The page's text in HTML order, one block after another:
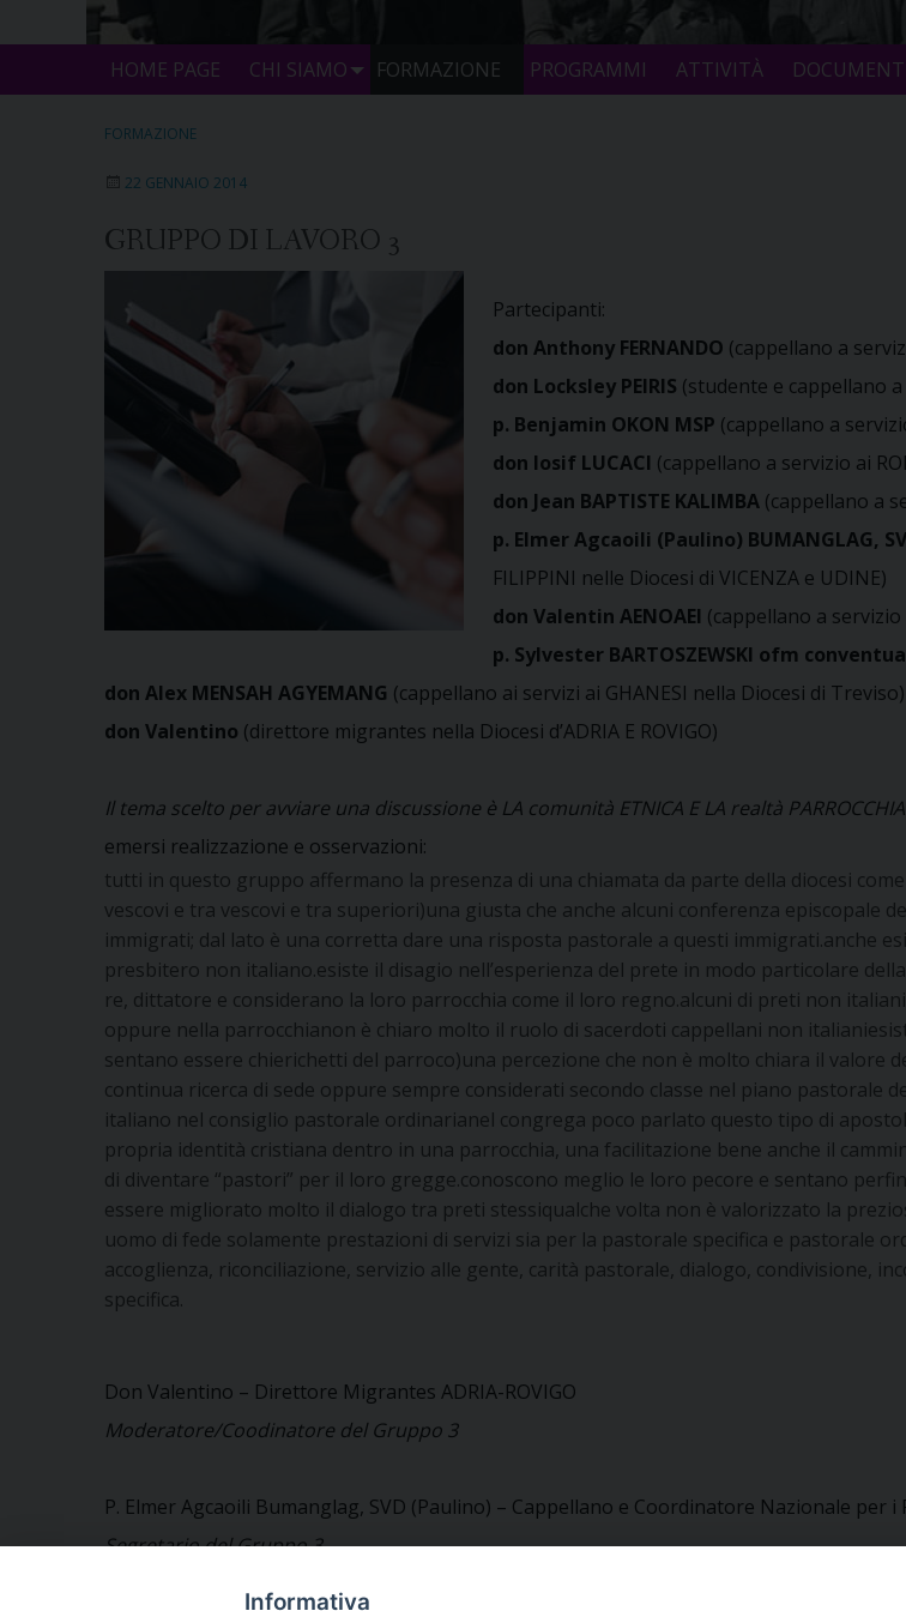
HOME PAGE CHI SIAMO FORMAZIONE PROGRAMMI ATTIVITÀ
FORMAZIONE
22 GENNAIO 2014
GRUPPO DI LAVORO 3
Partecipanti:
don Anthony FERNANDO (cappellano a
don Locksley PEIRIS (studente e cappellano a
p. Benjamin OKON MSP (cappellano a
don Iosif LUCACI (cappellano a servizio ai
don Jean BAPTISTE KALIMBA (cappellano a
p. Elmer Agcaoili (Paulino) BUMANGLAG,
FILIPPINI nelle Diocesi di VICENZA e UDINE)
don Valentin AENOAEI (cappellano a servizio
p. Sylvester BARTOSZEWSKI ofm
don Alex MENSAH AGYEMANG (cappellano ai servizi ai GHANESI nella Diocesi di Treviso)
don Valentino (direttore migrantes nella Diocesi d’ADRIA E ROVIGO)
Il tema scelto per avviare una discussione è LA comunità ETNICA E LA realtà
emersi realizzazione e osservazioni:
tutti in questo gruppo affermano la presenza di una chiamata da parte della diocesi
vescovi e tra vescovi e tra superiori)una giusta che anche alcuni conferenza episcopale
immigrati; dal lato è una corretta dare una risposta pastorale a questi immigrati.anche
presbitero non italiano.esiste il disagio nell’esperienza del prete in modo particolare
re, dittatore e considerano la loro parrocchia come il loro regno.alcuni di preti non
oppure nella parrocchianon è chiaro molto il ruolo di sacerdoti cappellani non
sentano essere chierichetti del parroco)una percezione che non è molto chiara il valore
continua ricerca di sede oppure sempre considerati secondo classe nel piano pastorale
italiano nel consiglio pastorale ordinarianel congrega poco parlato questo tipo di
propria identità cristiana dentro in una parrocchia, una facilitazione bene anche il
di diventare “pastori” per il loro gregge.conoscono meglio le loro pecore e sentano
essere migliorato molto il dialogo tra preti stessiqualche volta non è valorizzato la
uomo di fede solamente prestazioni di servizi sia per la pastorale specifica e pastorale
accoglienza, riconciliazione, servizio alle gente, carità pastorale, dialogo, condivisione,
specifica.
Don Valentino – Direttore Migrantes ADRIA-ROVIGO
Moderatore/Coodinatore del Gruppo 3
P. Elmer Agcaoili Bumanglag, SVD (Paulino) – Cappellano e Coordinatore Nazionale per i
Segretario del Gruppo 3
Informativa